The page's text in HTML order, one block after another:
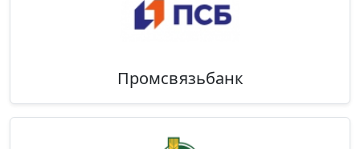
Промсвязьбанк